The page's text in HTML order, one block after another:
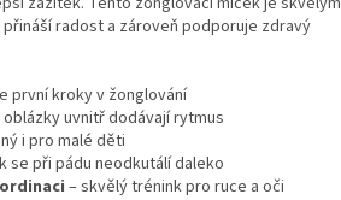
radost a zároveň podporuje zdravý
první kroky v žonglování
uvnitř dodávají rytmus
i pro malé děti
se při pádu neodkutálí daleko
– skvělý trénink pro ruce a oči